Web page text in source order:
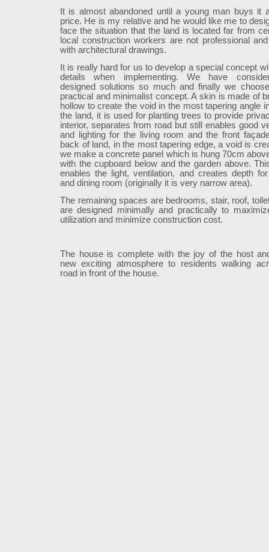
It is almost abandoned until a young man buys it
price. He is my relative and he would like me to
face the situation that the land is located far from
local construction workers are not professional
with architectural drawings.
It is really hard for us to develop a special concept
details when implementing. We have
designed solutions so much and finally we
practical and minimalist concept. A skin is made of
hollow to create the void in the most tapering angle
the land, it is used for planting trees to provide
interior, separates from road but still enables good
and lighting for the living room and the front
back of land, in the most tapering edge, a void is
we make a concrete panel which is hung 70cm
with the cupboard below and the garden above.
enables the light, ventilation, and creates depth
and dining room (originally it is very narrow area).
The remaining spaces are bedrooms, stair, roof,
are designed minimally and practically to
utilization and minimize construction cost.
The house is complete with the joy of the host
new exciting atmosphere to residents walking
road in front of the house.